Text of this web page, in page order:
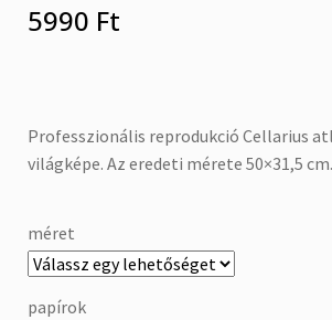
5990 Ft
Professzionális reprodukció Cellarius
világképe. Az eredeti mérete 50×31,5 cm.
méret
papírok